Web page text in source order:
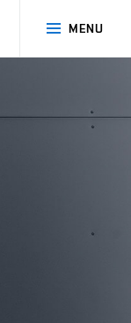
MENU